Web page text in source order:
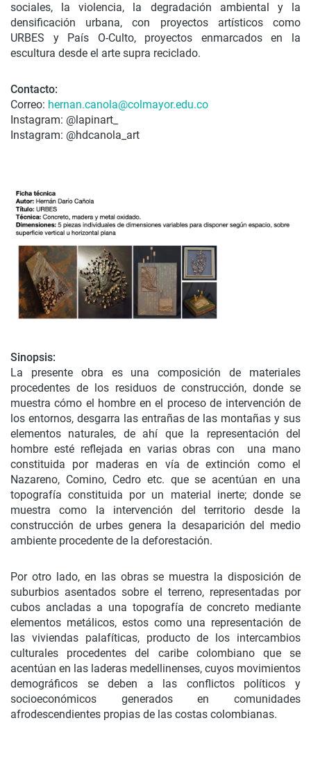
sociales, la violencia, la degradación ambiental y la
densificación urbana, con proyectos artísticos como
URBES y País O-Culto, proyectos enmarcados en la
escultura desde el arte supra reciclado.
Contacto:
Correo: hernan.canola@colmayor.edu.co
Instagram: @lapinart_
Instagram: @hdcanola_art
Sinopsis:
La presente obra es una composición de materiales
procedentes de los residuos de construcción, donde se
muestra cómo el hombre en el proceso de intervención de
los entornos, desgarra las entrañas de las montañas y sus
elementos naturales, de ahí que la representación del
hombre esté reflejada en varias obras con una mano
constituida por maderas en vía de extinción como el
Nazareno, Comino, Cedro etc. que se acentúan en una
topografía constituida por un material inerte; donde se
muestra como la intervención del territorio desde la
construcción de urbes genera la desaparición del medio
ambiente procedente de la deforestación.
Por otro lado, en las obras se muestra la disposición de
suburbios asentados sobre el terreno, representadas por
cubos ancladas a una topografía de concreto mediante
elementos metálicos, estos como una representación de
las viviendas palafíticas, producto de los intercambios
culturales procedentes del caribe colombiano que se
acentúan en las laderas medellinenses, cuyos movimientos
demográficos se deben a las conflictos políticos y
socioeconómicos generados en comunidades
afrodescendientes propias de las costas colombianas.